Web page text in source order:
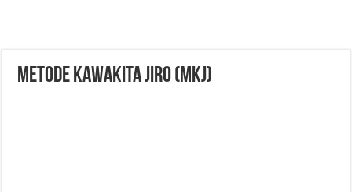
Metode Kawakita Jiro (MKJ)